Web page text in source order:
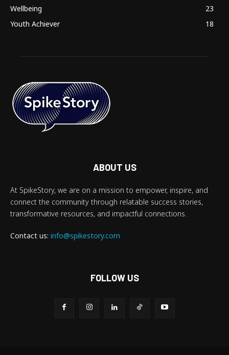
Wellbeing
23
Youth Achiever
18
ABOUT US
At SpikeStory, we are on a mission to empower, inspire, and
connect the community through relatable success stories,
transformative resources, and impactful connections.
Contact us: info@spikestory.com
FOLLOW US